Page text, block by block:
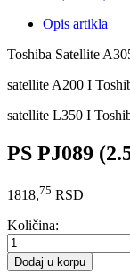
Opis artikla
Toshiba Satellite
satellite A200 I
satellite L350 I
PS PJ089
1818,75 RSD
Količina:
Dodaj u korpu